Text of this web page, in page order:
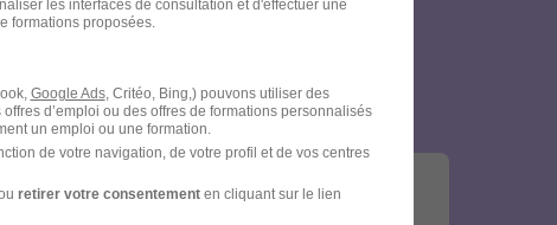
Hellowork et
!
les interfaces de consultation et d'effectuer une
formations proposées.
Google Ads, Critéo, Bing,) pouvons utiliser des
d’emploi ou des offres de formations personnalisés
un emploi ou une formation.
de votre navigation, de votre profil et de vos centres
retirer votre consentementen cliquant sur le lien